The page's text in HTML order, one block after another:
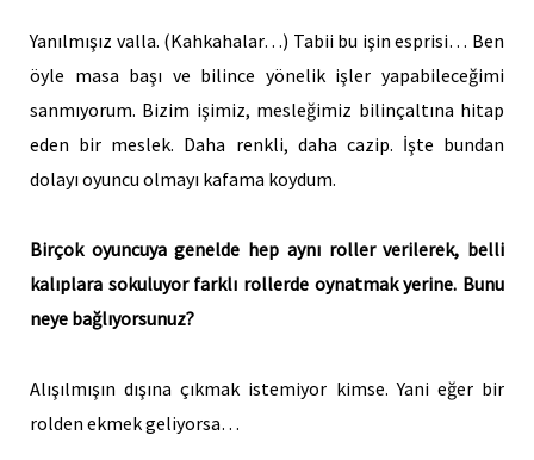
Yanılmışız valla. (Kahkahalar…) Tabii bu işin esprisi… Ben
öyle masa başı ve bilince yönelik işler yapabileceğimi
sanmıyorum. Bizim işimiz, mesleğimiz bilinçaltına hitap
eden bir meslek. Daha renkli, daha cazip. İşte bundan
dolayı oyuncu olmayı kafama koydum.
Birçok oyuncuya genelde hep aynı roller verilerek, belli
kalıplara sokuluyor farklı rollerde oynatmak yerine. Bunu
neye bağlıyorsunuz?
Alışılmışın dışına çıkmak istemiyor kimse. Yani eğer bir
rolden ekmek geliyorsa…